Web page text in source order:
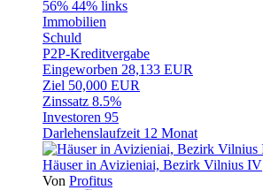
56% 44% links
Immobilien
Schuld
P2P-Kreditvergabe
Eingeworben 28,133 EUR
Ziel 50,000 EUR
Zinssatz 8.5%
Investoren 95
Darlehenslaufzeit 12 Monat
Häuser in Avizieniai, Bezirk Vilnius IV
Von Profitus